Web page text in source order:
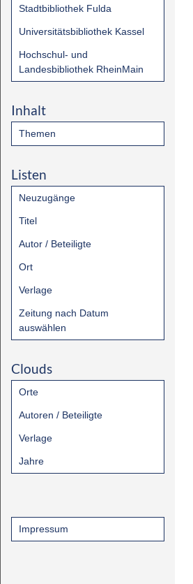
Stadtbibliothek Fulda
Universitätsbibliothek Kassel
Hochschul- und
Landesbibliothek RheinMain
Inhalt
Themen
Listen
Neuzugänge
Titel
Autor / Beteiligte
Ort
Verlage
Zeitung nach Datum
auswählen
Clouds
Orte
Autoren / Beteiligte
Verlage
Jahre
Impressum